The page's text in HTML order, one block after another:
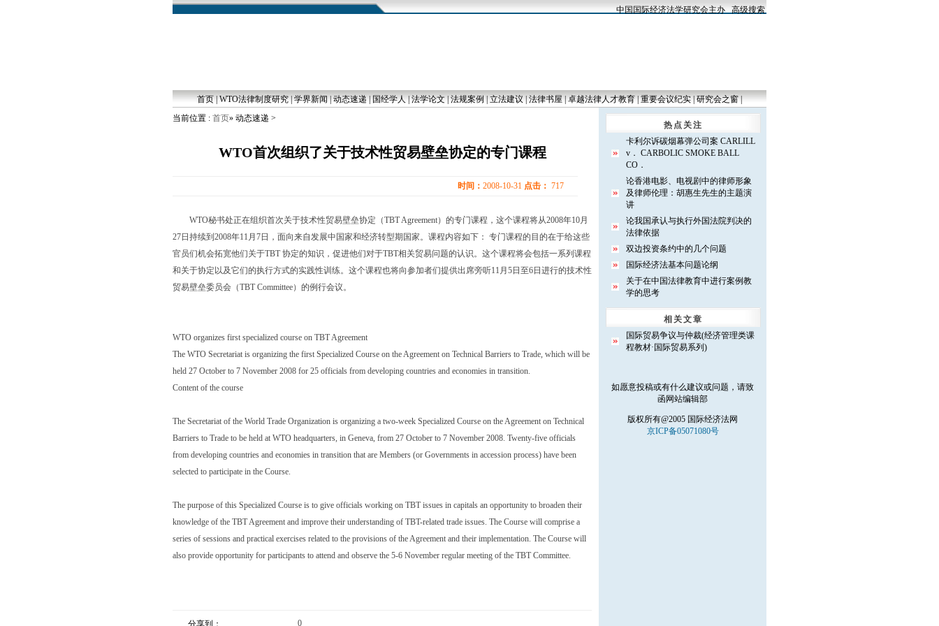
中国国际经济法学研究会主办 高级搜索
首页|WTO法律制度研究|学界新闻|动态速递|国经学人|法学论文|法规案例|立法建议|法律书屋|卓越法律人才教育|重要会议纪实|研究会之窗|
热点关注
卡利尔诉碳烟幕弹公司案 CARLILL
v． CARBOLIC SMOKE BALL
CO．
论香港电影、电视剧中的律师形象
及律师伦理：胡惠生先生的主题演
讲
论我国承认与执行外国法院判决的
法律依据
双边投资条约中的几个问题
国际经济法基本问题论纲
关于在中国法律教育中进行案例教
学的思考
相关文章
国际贸易争议与仲裁(经济管理类课
程教材·国际贸易系列)
如愿意投稿或有什么建议或问题，请致
函 网站编辑部
版权所有@2005 国际经济法网
京ICP备05071080号
当前位置 : 首页» 动态速递 >
WTO首次组织了关于技术性贸易壁垒协定的专门课程
时间： 2008-10-31 点击： 717
WTO秘书处正在组织首次关于技术性贸易壁垒协定（TBT Agreement）的专门课程，这个课程将从2008年10月
27日持续到2008年11月7日，面向来自发展中国家和经济转型期国家。课程内容如下： 专门课程的目的在于给这些
官员们机会拓宽他们关于TBT 协定的知识，促进他们对于TBT相关贸易问题的认识。这个课程将会包括一系列课程
和关于协定以及它们的执行方式的实践性训练。这个课程也将向参加者们提供出席旁听11月5日至6日进行的技术性
贸易壁垒委员会（TBT Committee）的例行会议。
WTO organizes first specialized course on TBT Agreement
The WTO Secretariat is organizing the first Specialized Course on the Agreement on Technical Barriers to Trade, which will be
held 27 October to 7 November 2008 for 25 officials from developing countries and economies in transition.
Content of the course
The Secretariat of the World Trade Organization is organizing a two-week Specialized Course on the Agreement on Technical
Barriers to Trade to be held at WTO headquarters, in Geneva, from 27 October to 7 November 2008. Twenty-five officials
from developing countries and economies in transition that are Members (or Governments in accession process) have been
selected to participate in the Course.
The purpose of this Specialized Course is to give officials working on TBT issues in capitals an opportunity to broaden their
knowledge of the TBT Agreement and improve their understanding of TBT-related trade issues. The Course will comprise a
series of sessions and practical exercises related to the provisions of the Agreement and their implementation. The Course will
also provide opportunity for participants to attend and observe the 5-6 November regular meeting of the TBT Committee.
分享到： 0